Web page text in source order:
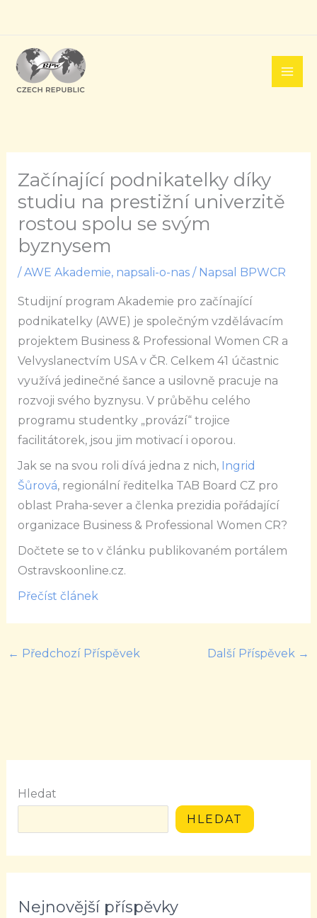
obsah
Začínající podnikatelky díky
studiu na prestižní univerzitě
rostou spolu se svým
byznysem
/AWE Akademie, napsali-o-nas/ Napsal BPWCR
Studijní program Akademie pro začínající
podnikatelky (AWE) je společným vzdělávacím
projektem Business & Professional Women CR a
Velvyslanectvím USA v ČR. Celkem 41 účastnic
využívá jedinečné šance a usilovně pracuje na
rozvoji svého byznysu. V průběhu celého
programu studentky „provází“ trojice
facilitátorek, jsou jim motivací i oporou.
Jak se na svou roli dívá jedna z nich, Ingrid
Šůrová, regionální ředitelka TAB Board CZ pro
oblast Praha-sever a členka prezidia pořádající
organizace Business & Professional Women CR?
Dočtete se to v článku publikovaném portálem
Ostravskoonline.cz.
Přečíst článek
← Předchozí Příspěvek Další Příspěvek →
Hledat
HLEDAT
Nejnovější příspěvky